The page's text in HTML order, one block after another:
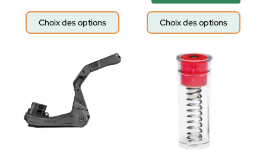
Choix des options Choix des options